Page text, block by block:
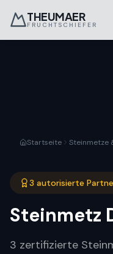
THEUMAER
FRUCHTSCHIEFER
Startseite Steinmetze
3 autorisierte
Steinmetz
3 zertifizierte